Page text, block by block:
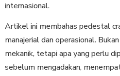
internasional.
Artikel ini membahas pedestal
manajerial dan operasional.
mekanik, tetapi apa yang perlu
sebelum mengadakan,